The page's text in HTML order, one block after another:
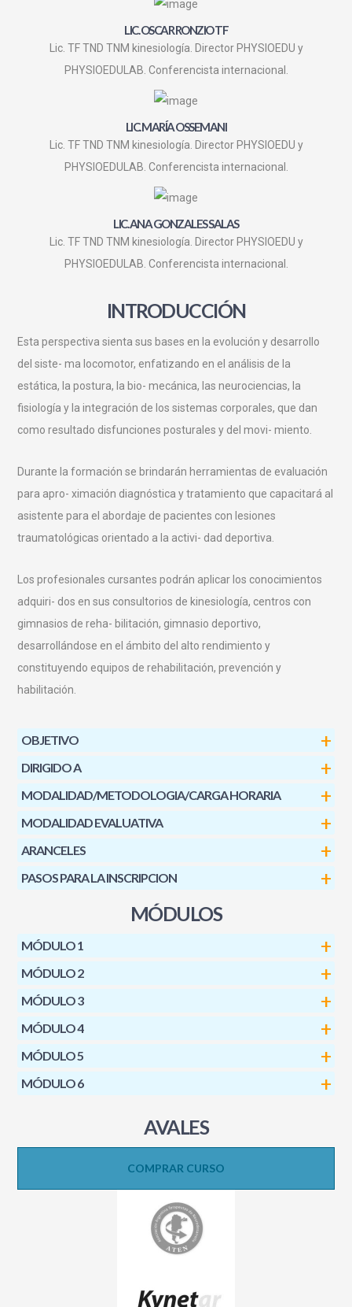
LIC. OSCAR RONZIO TF
Lic. TF TND TNM kinesiología. Director PHYSIOEDU y
PHYSIOEDULAB. Conferencista internacional.
LIC. MARÍA OSSEMANI
Lic. TF TND TNM kinesiología. Director PHYSIOEDU y
PHYSIOEDULAB. Conferencista internacional.
LIC. ANA GONZALES SALAS
Lic. TF TND TNM kinesiología. Director PHYSIOEDU y
PHYSIOEDULAB. Conferencista internacional.
INTRODUCCIÓN
Esta perspectiva sienta sus bases en la evolución y desarrollo
del siste- ma locomotor, enfatizando en el análisis de la
estática, la postura, la bio- mecánica, las neurociencias, la
fisiología y la integración de los sistemas corporales, que dan
como resultado disfunciones posturales y del movi- miento.
Durante la formación se brindarán herramientas de evaluación
para apro- ximación diagnóstica y tratamiento que capacitará al
asistente para el abordaje de pacientes con lesiones
traumatológicas orientado a la activi- dad deportiva.
Los profesionales cursantes podrán aplicar los conocimientos
adquiri- dos en sus consultorios de kinesiología, centros con
gimnasios de reha- bilitación, gimnasio deportivo,
desarrollándose en el ámbito del alto rendimiento y
constituyendo equipos de rehabilitación, prevención y
habilitación.
OBJETIVO
DIRIGIDO A
MODALIDAD/METODOLOGIA/CARGA HORARIA
MODALIDAD EVALUATIVA
ARANCELES
PASOS PARA LA INSCRIPCION
MÓDULOS
MÓDULO 1
MÓDULO 2
MÓDULO 3
MÓDULO 4
MÓDULO 5
MÓDULO 6
AVALES
COMPRAR CURSO